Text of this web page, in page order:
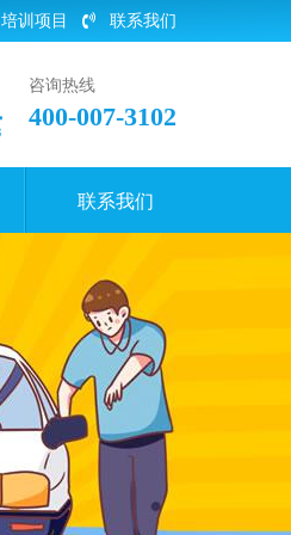
培训项目 联系我们
咨询热线
400-007-3102
联系我们